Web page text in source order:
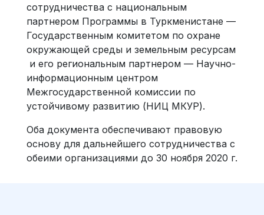
сотрудничества с национальным
партнером Программы в Туркменистане —
Государственным комитетом по охране
окружающей среды и земельным ресурсам
и его региональным партнером — Научно-
информационным центром
Межгосударственной комиссии по
устойчивому развитию (НИЦ МКУР).
Оба документа обеспечивают правовую
основу для дальнейшего сотрудничества с
обеими организациями до 30 ноября 2020 г.